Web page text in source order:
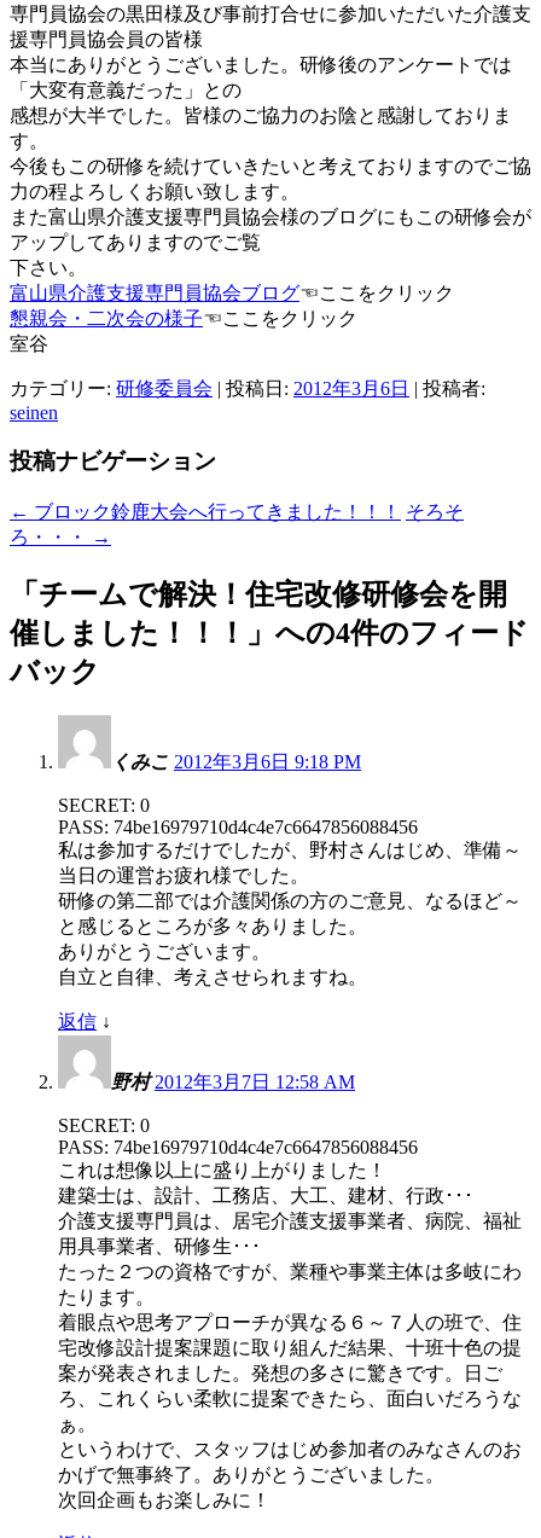
専門員協会の黒田様及び事前打合せに参加いただいた介護支
援専門員協会員の皆様
本当にありがとうございました。研修後のアンケートでは
「大変有意義だった」との
感想が大半でした。皆様のご協力のお陰と感謝しておりま
す。
今後もこの研修を続けていきたいと考えておりますのでご協
力の程よろしくお願い致します。
また富山県介護支援専門員協会様のブログにもこの研修会が
アップしてありますのでご覧
下さい。
富山県介護支援専門員協会ブログ☜ここをクリック
懇親会・二次会の様子☜ここをクリック
室谷
カテゴリー: 研修委員会 | 投稿日: 2012年3月6日 | 投稿者:
seinen
投稿ナビゲーション
← ブロック鈴鹿大会へ行ってきました！！！
そろそ
ろ・・・
→
「 チームで解決！住宅改修研修会を開
催しました！！！
」への4件のフィード
バック
くみこ 2012年3月6日 9:18 PM
SECRET: 0
PASS: 74be16979710d4c4e7c6647856088456
私は参加するだけでしたが、野村さんはじめ、準備～
当日の運営お疲れ様でした。
研修の第二部では介護関係の方のご意見、なるほど～
と感じるところが多々ありました。
ありがとうございます。
自立と自律、考えさせられますね。
返信 ↓
野村 2012年3月7日 12:58 AM
SECRET: 0
PASS: 74be16979710d4c4e7c6647856088456
これは想像以上に盛り上がりました！
建築士は、設計、工務店、大工、建材、行政･･･
介護支援専門員は、居宅介護支援事業者、病院、福祉
用具事業者、研修生･･･
たった２つの資格ですが、業種や事業主体は多岐にわ
たります。
着眼点や思考アプローチが異なる６～７人の班で、住
宅改修設計提案課題に取り組んだ結果、十班十色の提
案が発表されました。発想の多さに驚きです。日ご
ろ、これくらい柔軟に提案できたら、面白いだろうな
ぁ。
というわけで、スタッフはじめ参加者のみなさんのお
かげで無事終了。ありがとうございました。
次回企画もお楽しみに！